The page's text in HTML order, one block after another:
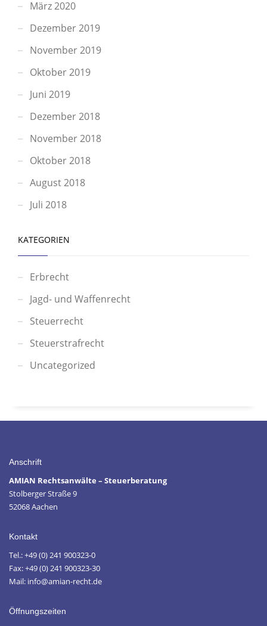
März 2020
Dezember 2019
November 2019
Oktober 2019
Juni 2019
Dezember 2018
November 2018
Oktober 2018
August 2018
Juli 2018
KATEGORIEN
Erbrecht
Jagd- und Waffenrecht
Steuerrecht
Steuerstrafrecht
Uncategorized
Anschrift
AMIAN Rechtsanwälte – Steuerberatung
Stolberger Straße 9
52068 Aachen
Kontakt
Tel.: +49 (0) 241 900323-0
Fax: +49 (0) 241 900323-30
Mail: info@amian-recht.de
Öffnungszeiten